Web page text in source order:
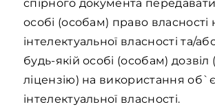
спірного документа
особі (особам) право власності
інтелектуальної власності та/
будь-якій особі (особам) дозвіл
ліцензію) на використання
інтелектуальної власності.